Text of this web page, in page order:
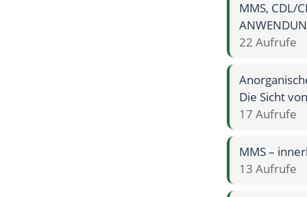
MMS, CDL/
22 Aufrufe
Die Sicht
17 Aufrufe
MMS –
13 Aufrufe